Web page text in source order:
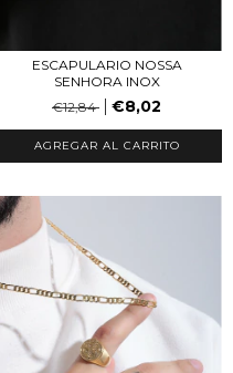
ESCAPULARIO NOSSA
SENHORA INOX
€12,84
€8,02